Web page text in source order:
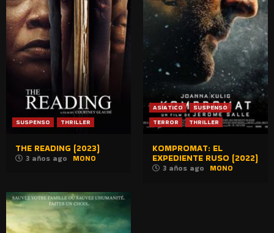
SUSPENSO THRILLER
THE READING (2023)
3 años ago MONO
ASIATICO
SUSPENSO
TERROR
THRILLER
KOMPROMAT: EL
EXPEDIENTE RUSO (2022)
3 años ago MONO